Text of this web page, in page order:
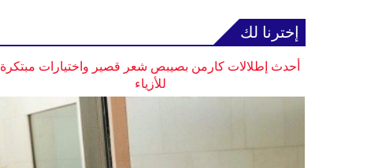
إخترنا لك
أحدث إطلالات كارمن بصيبص شعر قصير واختيارات مبتكرة
للأزياء